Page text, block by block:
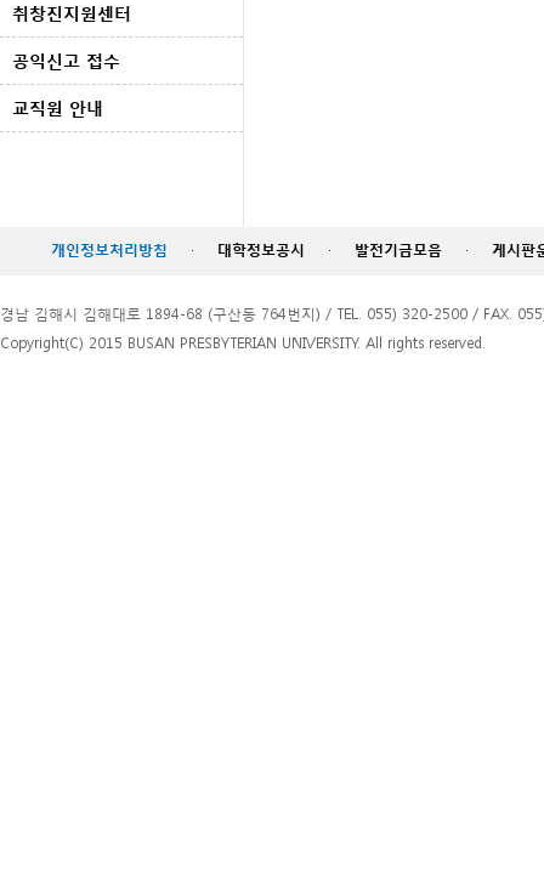
취창진지원센터
공익신고 접수
교직원 안내
개인정보처리방침 · 대학정보공시 · 발전기금모음 · 게시판
경남 김해시 김해대로 1894-68 (구산동 764번지) / TEL. 055) 320-2500 / FAX.
Copyright(C) 2015 BUSAN PRESBYTERIAN UNIVERSITY. All rights reserved.